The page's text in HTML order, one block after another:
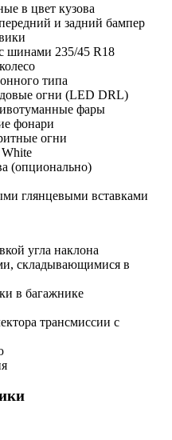
в цвет кузова
и задний бампер
шинами 235/45 R18
типа
огни (LED DRL)
фары
фонари
огни
(опционально)
глянцевыми вставками
угла наклона
складывающимися в
в багажнике
трансмиссии с